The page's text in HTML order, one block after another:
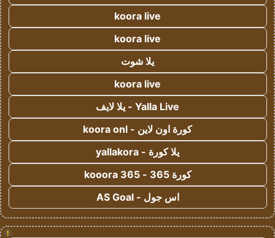
koora live
koora live
يلا شوت
koora live
Yalla Live - يلا لايف
كورة اون لاين - koora onl
يلا كورة - yallakora
كورة 365 - kooora 365
اس جول - AS Goal
!